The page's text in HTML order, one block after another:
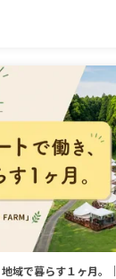
域で暮らす１ヶ月。